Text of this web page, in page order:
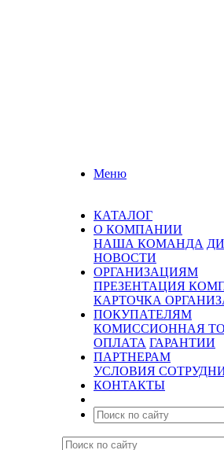
Меню
КАТАЛОГ
О КОМПАНИИ
НАША КОМАНДА
НОВОСТИ
ОРГАНИЗАЦИЯМ
ПРЕЗЕНТАЦИЯ
КАРТОЧКА
ПОКУПАТЕЛЯМ
КОМИССИОННАЯ
ОПЛАТА ГАРАНТИИ
ПАРТНЕРАМ
УСЛОВИЯ
КОНТАКТЫ